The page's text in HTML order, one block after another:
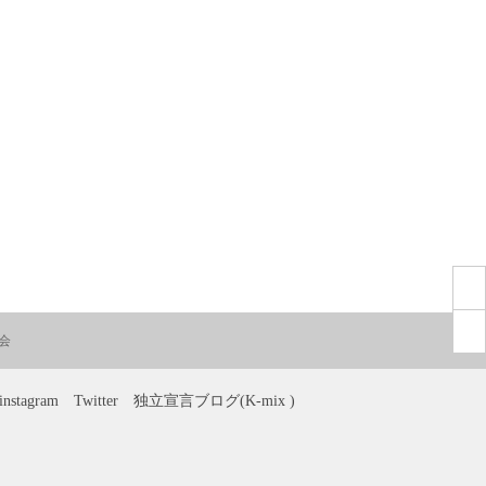
instagram Twitter 独立宣言ブログ(K-mix )